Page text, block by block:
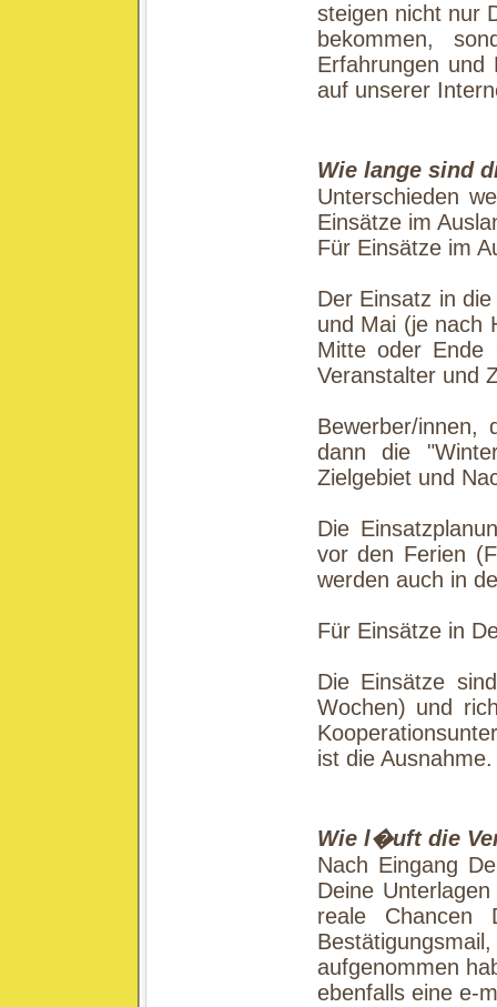
steigen nicht nur
bekommen,
Erfahrungen und
auf unserer
Wie lange sind
Unterschieden
Einsätze im
Für Einsätze im
Der Einsatz in
und Mai (je nach
Mitte oder Ende
Veranstalter und
Bewerber/innen,
dann die
Zielgebiet und
Die
vor den Ferien
werden auch in
Für Einsätze in
Die Einsätze
Wochen) und
ist die Ausnahme.
Wie l�uft die
Nach Eingang
Deine
reale Chancen
aufgenommen
ebenfalls eine e-